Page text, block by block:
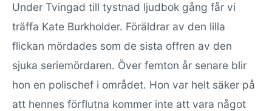
Under Tvingad till tystnad ljudbok gång får vi
träffa Kate Burkholder. Föräldrar av den lilla
flickan mördades som de sista offren av den
sjuka seriemördaren. Över femton år senare blir
hon en polischef i området. Hon var helt säker på
att hennes förflutna kommer inte att vara något